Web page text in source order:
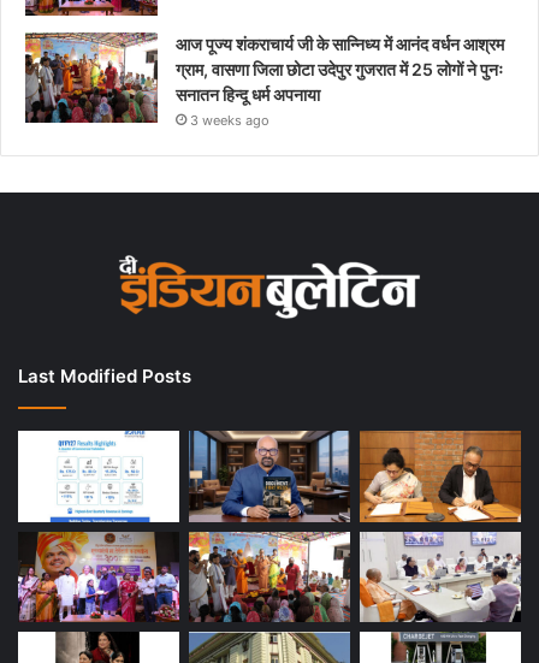
आज पूज्य शंकराचार्य जी के सान्निध्य में आनंद वर्धन आश्रम
ग्राम, वासणा जिला छोटा उदेपुर गुजरात में 25 लोगों ने पुनः
सनातन हिन्दू धर्म अपनाया
3 weeks ago
Last Modified Posts